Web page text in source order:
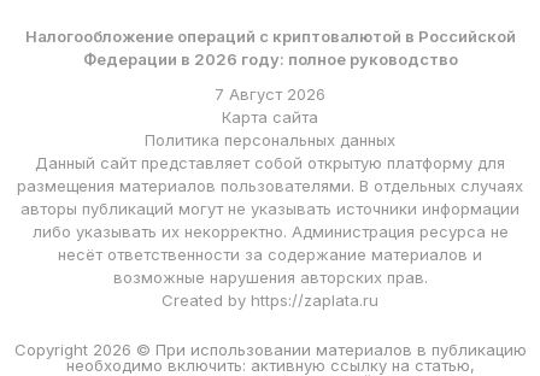
Налогообложение операций с криптовалютой в Российской
Федерации в 2026 году: полное руководство
7 Август 2026
Карта сайта
Политика персональных данных
Данный сайт представляет собой открытую платформу для
размещения материалов пользователями. В отдельных случаях
авторы публикаций могут не указывать источники информации
либо указывать их некорректно. Администрация ресурса не
несёт ответственности за содержание материалов и
возможные нарушения авторских прав.
Created by https://zaplata.ru
Copyright 2026 © При использовании материалов в публикацию
необходимо включить: активную ссылку на статью,